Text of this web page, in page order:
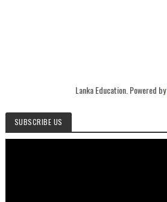
Lanka Education. Powered by
SUBSCRIBE US